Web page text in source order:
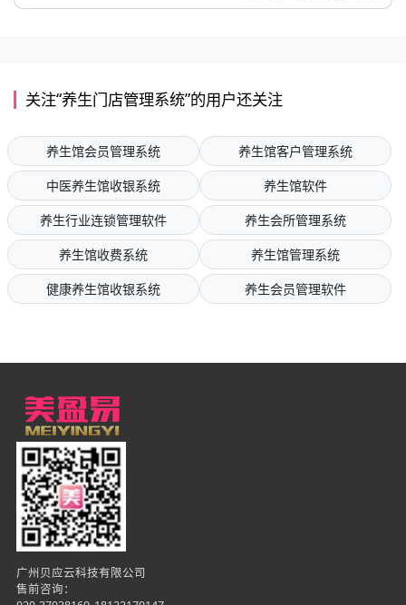
关注“养生门店管理系统”的用户还关注
养生馆会员管理系统
养生馆客户管理系统
中医养生馆收银系统
养生馆软件
养生行业连锁管理软件
养生会所管理系统
养生馆收费系统
养生馆管理系统
健康养生馆收银系统
养生会员管理软件
广州贝应云科技有限公司
售前咨询：